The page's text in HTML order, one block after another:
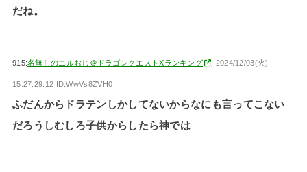
だね。
915:名無しのエルおじ＠ドラゴンクエストXランキング 2024/12/03(火)
15:27:29.12 ID:WwVs8ZVH0
ふだんからドラテンしかしてないからなにも言ってこない
だろうしむしろ子供からしたら神では